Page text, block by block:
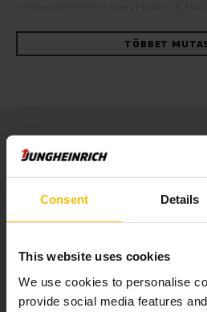
Consent Details
This website uses cookies
We use cookies to personalise
provide social media features
biztonságos manőverezést
A multifunkciós kezelőkar intuitív
230 V-os aljzatról egyszerűen és
hosszú élettartamú
TÖBBET